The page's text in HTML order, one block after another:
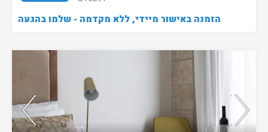
הזמנה באישור מיידי, ללא מקדמה - שלמו בהגעה
מהאורחים ששהו בחדר אהבו אותו